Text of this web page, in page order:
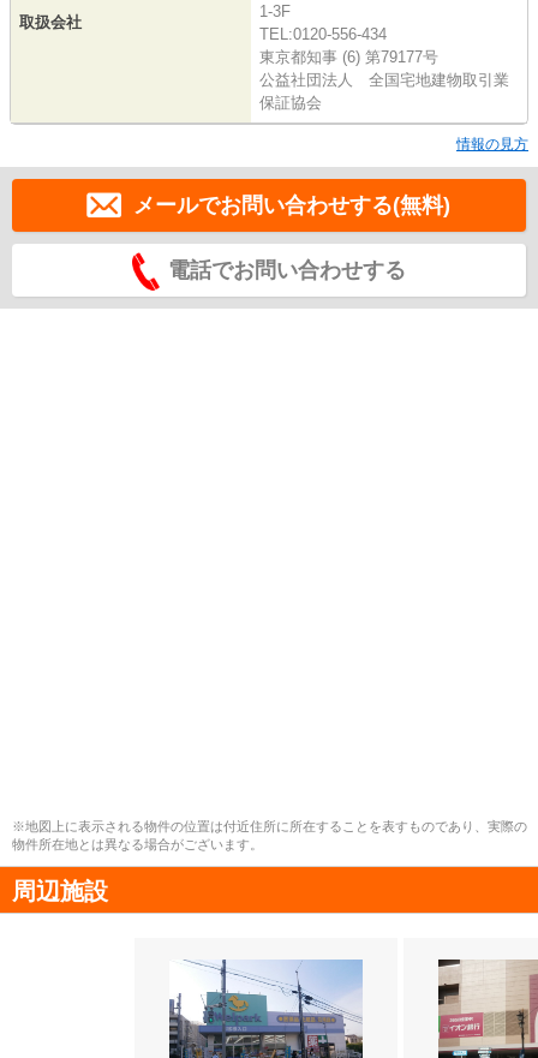
取扱会社
1-3F
TEL:0120-556-434
東京都知事 (6) 第79177号
公益社団法人 全国宅地建物取引業
保証協会
情報の見方
メールでお問い合わせする(無料)
電話でお問い合わせする
※地図上に表示される物件の位置は付近住所に所在することを表すものであり、実際の
物件所在地とは異なる場合がございます。
周辺施設